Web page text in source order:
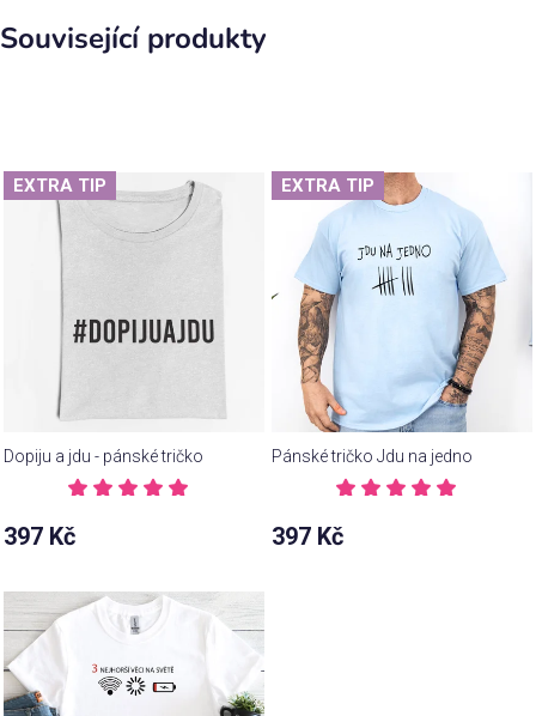
Související produkty
EXTRA TIP
Dopiju a jdu - pánské tričko
hodnocení
produktu
z 5
hvězdiček.
397 Kč
EXTRA TIP
Pánské tričko Jdu na jedno
hodnocení
produktu
397 Kč